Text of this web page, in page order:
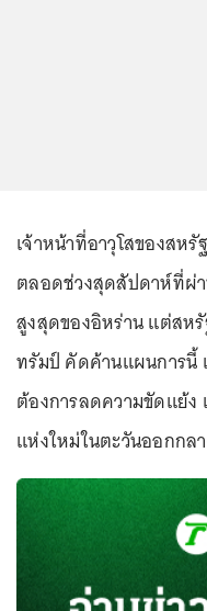
เจ้าหน้าที่อาวุโสของสห
ตลอดช่วงสุดสัปดาห์ที่ผ่า
สูงสุดของอิหร่าน แต่สห
ทรัมป์ คัดค้านแผนการนี้
ต้องการลดความขัดแย้ง
แห่งใหม่ในตะวันออกกล